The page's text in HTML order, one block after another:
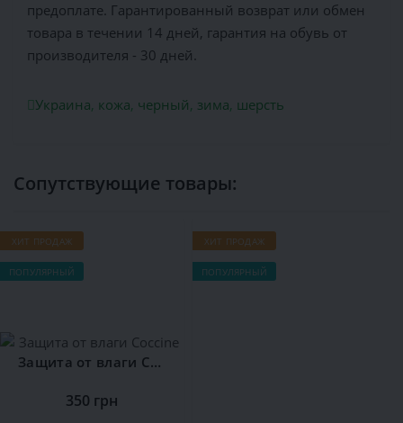
предоплате. Гарантированный возврат или обмен
товара в течении 14 дней, гарантия на обувь от
производителя - 30 дней.
Украина, кожа, черный, зима, шерсть
Сопутствующие товары:
ХИТ ПРОДАЖ
ПОПУЛЯРНЫЙ
Защита от влаги Сoccine
350 грн
ХИТ ПРОДАЖ
ПОПУЛЯРНЫЙ